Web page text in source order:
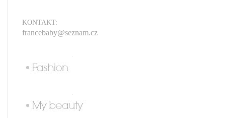
KONTAKT:
francebaby@seznam.cz